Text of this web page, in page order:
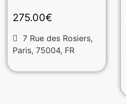
275.00€
7 Rue des Rosiers,
Paris, 75004, FR